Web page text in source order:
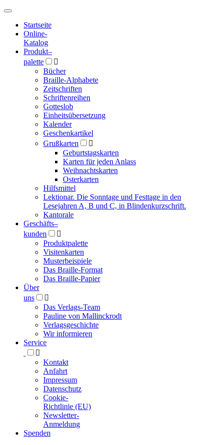
Hauptmenü
Hauptmenü
Startseite
Online-
Katalog
Produkt–
palette

Bücher
Braille-Alphabete
Zeitschriften
Schriftenreihen
Gotteslob
Einheitsübersetzung
Kalender
Geschenkartikel
Grußkarten

Geburtstagskarten
Karten für jeden Anlass
Weihnachtskarten
Osterkarten
Hilfsmittel
Lektionar. Die Sonntage und Festtage in den
Lesejahren A, B und C, in Blindenkurzschrift.
Kantorale
Geschäfts­–
kunden

Produktpalette
Visitenkarten
Musterbeispiele
Das Braille-Format
Das Braille-Papier
Über
uns

Das Verlags-Team
Pauline von Mallinckrodt
Verlagsgeschichte
Wir informieren
Service

Kontakt
Anfahrt
Impressum
Datenschutz
Cookie-
Richtlinie (EU)
Newsletter-
Anmeldung
Spenden